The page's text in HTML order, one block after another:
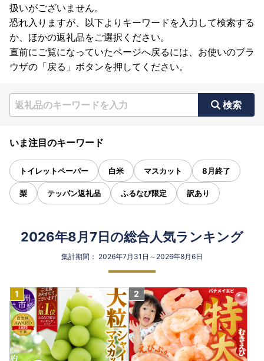
扱いがございません。
恐れ入りますが、以下よりキーワードを入力して検索する
か、ほかの返礼品をご選択ください。
直前にご覧になっていたページへ戻るには、お使いのブラ
ウザの「戻る」ボタンを押してください。
検索
いま注目のキーワード
トイレットペーパー 白米 マスカット 8月終了
梨 テッパン返礼品 ふるなび限定 訳あり
2026年8月7日の総合人気ランキング
集計期間： 2026年7月31日～2026年8月6日